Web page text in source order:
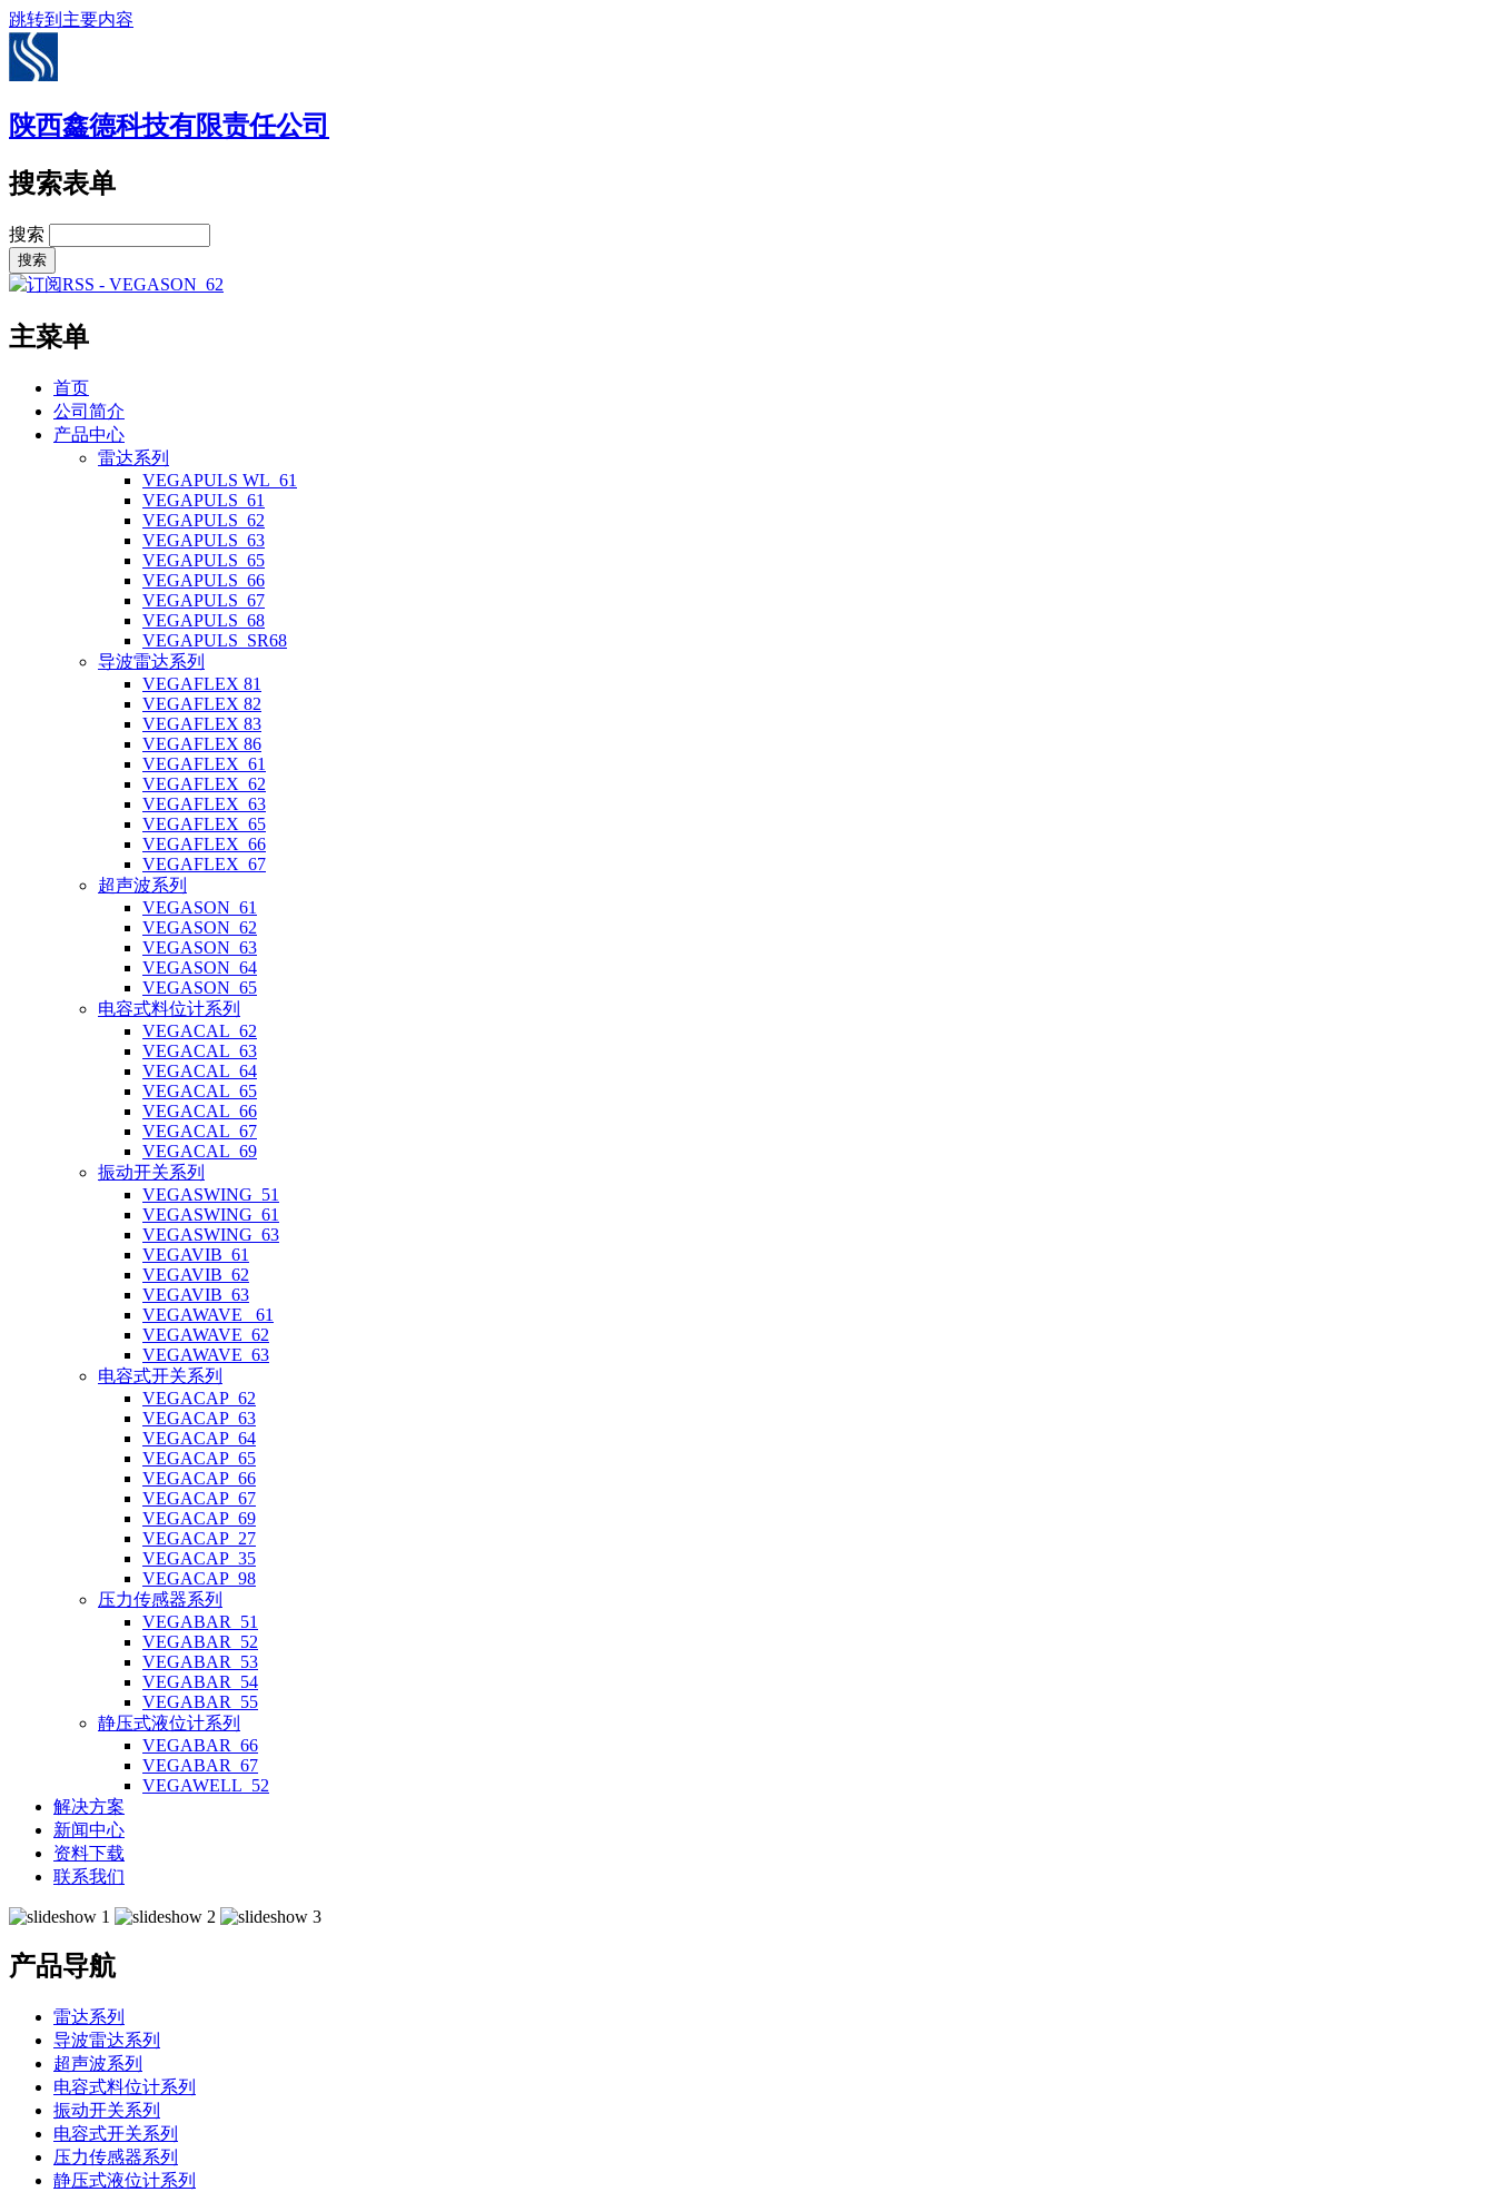
跳转到主要内容
陕西鑫德科技有限责任公司
搜索表单
搜索
主菜单
首页
公司简介
产品中心
雷达系列
VEGAPULS WL_61
VEGAPULS_61
VEGAPULS_62
VEGAPULS_63
VEGAPULS_65
VEGAPULS_66
VEGAPULS_67
VEGAPULS_68
VEGAPULS_SR68
导波雷达系列
VEGAFLEX 81
VEGAFLEX 82
VEGAFLEX 83
VEGAFLEX 86
VEGAFLEX_61
VEGAFLEX_62
VEGAFLEX_63
VEGAFLEX_65
VEGAFLEX_66
VEGAFLEX_67
超声波系列
VEGASON_61
VEGASON_62
VEGASON_63
VEGASON_64
VEGASON_65
电容式料位计系列
VEGACAL_62
VEGACAL_63
VEGACAL_64
VEGACAL_65
VEGACAL_66
VEGACAL_67
VEGACAL_69
振动开关系列
VEGASWING_51
VEGASWING_61
VEGASWING_63
VEGAVIB_61
VEGAVIB_62
VEGAVIB_63
VEGAWAVE _61
VEGAWAVE_62
VEGAWAVE_63
电容式开关系列
VEGACAP_62
VEGACAP_63
VEGACAP_64
VEGACAP_65
VEGACAP_66
VEGACAP_67
VEGACAP_69
VEGACAP_27
VEGACAP_35
VEGACAP_98
压力传感器系列
VEGABAR_51
VEGABAR_52
VEGABAR_53
VEGABAR_54
VEGABAR_55
静压式液位计系列
VEGABAR_66
VEGABAR_67
VEGAWELL_52
解决方案
新闻中心
资料下载
联系我们
产品导航
雷达系列
导波雷达系列
超声波系列
电容式料位计系列
振动开关系列
电容式开关系列
压力传感器系列
静压式液位计系列